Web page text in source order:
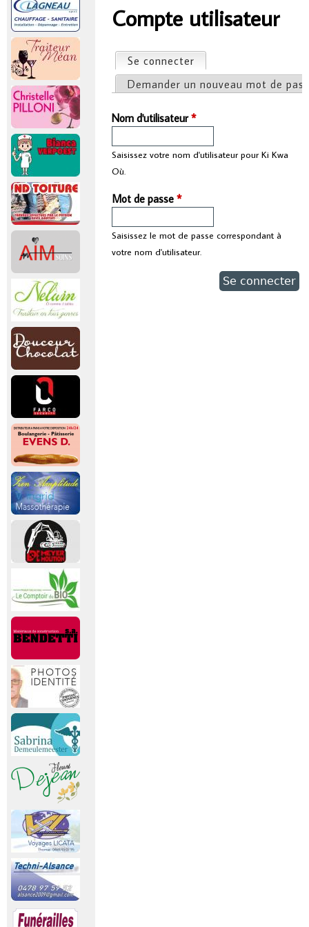
Vous êtes ici
Compte utilisateur
Onglets principaux
Se connecter
Demander un nouveau mot de
Nom d'utilisateur*
Saisissez votre nom d'utilisateur pour Ki Kwa
Où.
Mot de passe*
Saisissez le mot de passe correspondant à
votre nom d'utilisateur.
r
n
c
p
a